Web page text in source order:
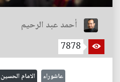
أحمد عبد الرحيم
7878
عاشوراء الامام الحسين